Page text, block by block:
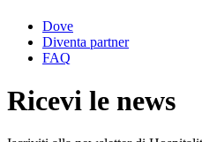
Dove
Diventa partner
FAQ
Ricevi le news